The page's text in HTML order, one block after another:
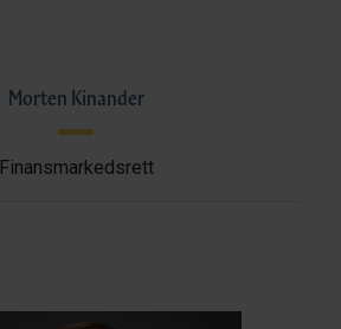
Morten Kinander
Finansmarkedsrett